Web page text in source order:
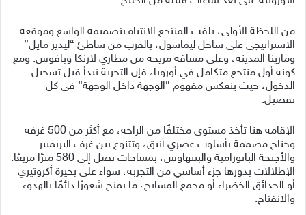
من اللحظة الأولى، يلفت المنتجع الانتباه بتصميمه الواسع وموقعه
الاستراتيجي على ساحل ليماسول، بالقرب من شاطئ “ليديز مايل”
ومارينا المدينة، وعلى مسافة مريحة من مطاري لارنكا وبافوس. ومع
كونه أول منتجع متكامل في أوروبا، فإن التجربة تبدأ قبل تسجيل
الدخول، حيث ينعكس مفهوم “الوجهة داخل الوجهة” في كل
تفصيل.
الإقامة هنا تأخذ مستوى مختلفًا من الراحة، مع أكثر من 500 غرفة
وجناح مصممة بأسلوب عصري أنيق، وتتنوع بين غرف البريميير
والأجنحة البانورامية والبنتهاوس، بمساحات تصل إلى 580 مترًا مربعًا.
الإطلالات بدورها جزء أساسي من التجربة، سواء على بحيرة أكروتيري
أو الحدائق الخضراء أو مجمع المسابح، ما يمنح شعورًا دائمًا بالهدوء
والانفتاح.